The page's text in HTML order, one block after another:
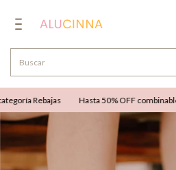
Rebajas Hasta 50% OFF combinable